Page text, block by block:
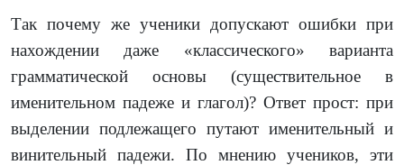
Так почему же ученики допускают ошибки при
нахождении даже «классического» варианта
грамматической основы (существительное в
именительном падеже и глагол)? Ответ прост: при
выделении подлежащего путают именительный и
винительный падежи. По мнению учеников, эти